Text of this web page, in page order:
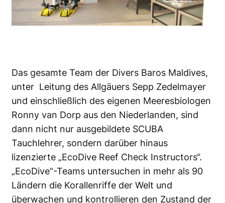
Das gesamte Team der Divers Baros Maldives,
unter Leitung des Allgäuers Sepp Zedelmayer
und einschließlich des eigenen Meeresbiologen
Ronny van Dorp aus den Niederlanden, sind
dann nicht nur ausgebildete SCUBA
Tauchlehrer, sondern darüber hinaus
lizenzierte „EcoDive Reef Check Instructors“.
„EcoDive“-Teams untersuchen in mehr als 90
Ländern die Korallenriffe der Welt und
überwachen und kontrollieren den Zustand der